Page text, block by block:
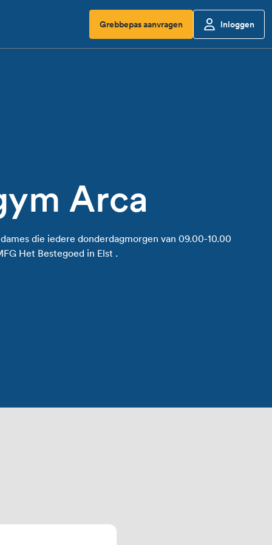
Grebbepas aanvragen Inloggen
Arca
die iedere donderdagmorgen van 09.00-10.00
Het Bestegoed in Elst .